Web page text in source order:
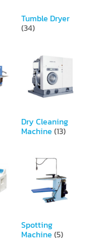
Tumble Dryer
(34)
Dry Cleaning
Machine (13)
Spotting
Machine (5)